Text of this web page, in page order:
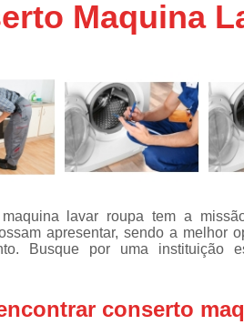
técnicas
Conserto
máquinas
Consertos
adega
Consertos
Instalação
Maquina
lavar roupa tem a
apresentar, sendo a melhor
Busque por uma instituição
conserto